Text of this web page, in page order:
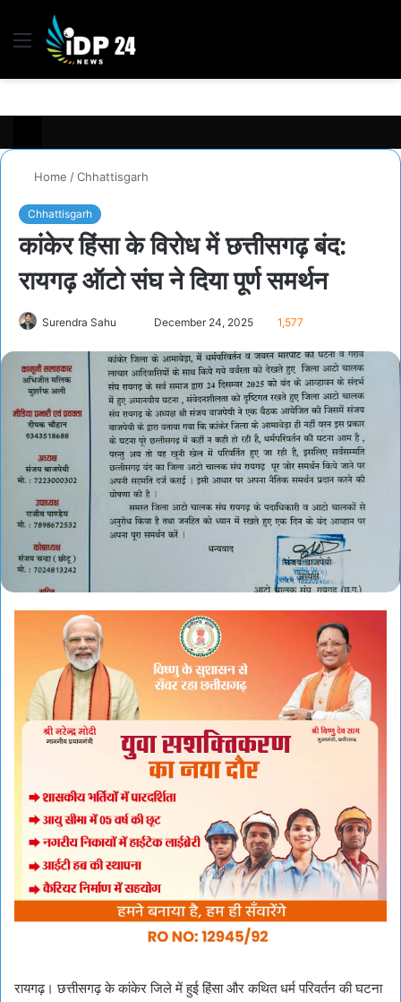
Menu
Home /Chhattisgarh
Chhattisgarh
कांकेर हिंसा के विरोध में छत्तीसगढ़ बंद:
रायगढ़ ऑटो संघ ने दिया पूर्ण समर्थन
Surendra Sahu
email
December 24, 2025 1,577
रायगढ़। छत्तीसगढ़ के कांकेर जिले में हुई हिंसा और कथित धर्म परिवर्तन की घटना